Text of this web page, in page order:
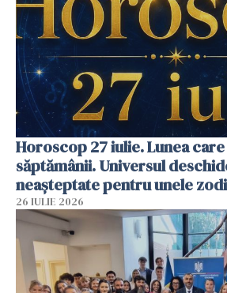
Horoscop 27 iulie. Lunea
săptămânii. Universul
neașteptate pentru unele
26 IULIE 2026